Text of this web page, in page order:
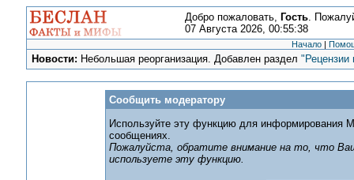
Добро пожаловать, Гость.
07 Августа 2026, 00:55:38
Начало |
Новости: Небольшая реорганизация. Добавлен раздел"Рецензии
Сообщить модератору
Используйте эту функцию для информирования
сообщениях.
Пожалуйста, обратите внимание на то, что
используете эту функцию.